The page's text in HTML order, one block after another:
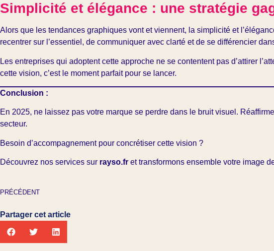
Simplicité et élégance : une stratégie
Alors que les tendances graphiques vont et viennent, la simplicité et
recentrer sur l’essentiel, de communiquer avec clarté et de se différencier
Les entreprises qui adoptent cette approche ne se contentent pas d’attirer
cette vision, c’est le moment parfait pour se lancer.
Conclusion :
En 2025, ne laissez pas votre marque se perdre dans le bruit visuel.
secteur.
Besoin d’accompagnement pour concrétiser cette vision ?
Découvrez nos services sur rayso.fr et transformons ensemble votre image
PRÉCÉDENT
Partager cet article